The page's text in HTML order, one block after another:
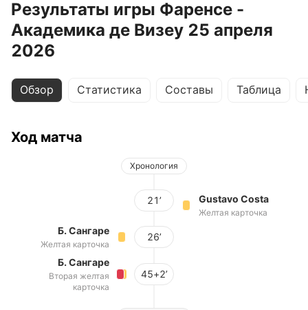
Результаты игры Фаренсе -
Академика де Визеу 25 апреля
2026
Обзор Статистика Составы Таблица
Ход матча
Хронология
21’ Gustavo Costa
Желтая карточка
Б. Сангаре
Желтая карточка
26’
Б. Сангаре
Вторая желтая
карточка
45+2’